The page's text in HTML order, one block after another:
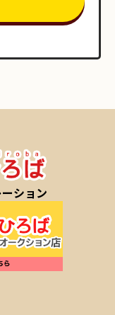
ション